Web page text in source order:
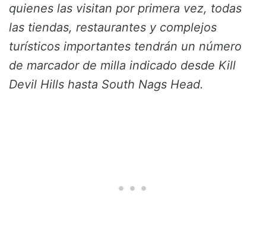
quienes las visitan por primera vez, todas
las tiendas, restaurantes y complejos
turísticos importantes tendrán un número
de marcador de milla indicado desde Kill
Devil Hills hasta South Nags Head.